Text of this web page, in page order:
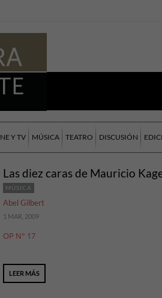
Y TV MÚSICA TEATRO DISCUSIÓN
Las diez caras de Mauricio
MÚSICA
Abel Gilbert
1 MAR, 2009
OP N° 17
LEER MÁS